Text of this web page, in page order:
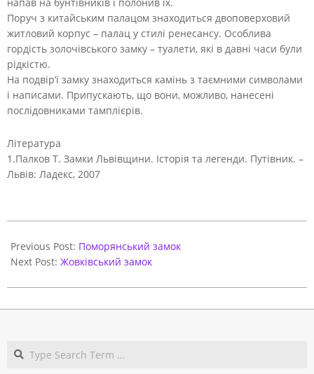
Поруч з китайським палацом знаходиться двоповерховий
житловий корпус – палац у стилі ренесансу. Особлива
гордість золочівського замку – туалети, які в давні часи були
рідкістю.
На подвір’ї замку знаходиться камінь з таємними символами
і написами. Припускають, що вони, можливо, нанесені
послідовниками тамплієрів.
Література
1.Палков Т. Замки Львівщини. Історія та легенди. Путівник. –
Львів: Ладекс, 2007
12-
11
Previous Post: Поморянський замок
Next Post: Жовківський замок